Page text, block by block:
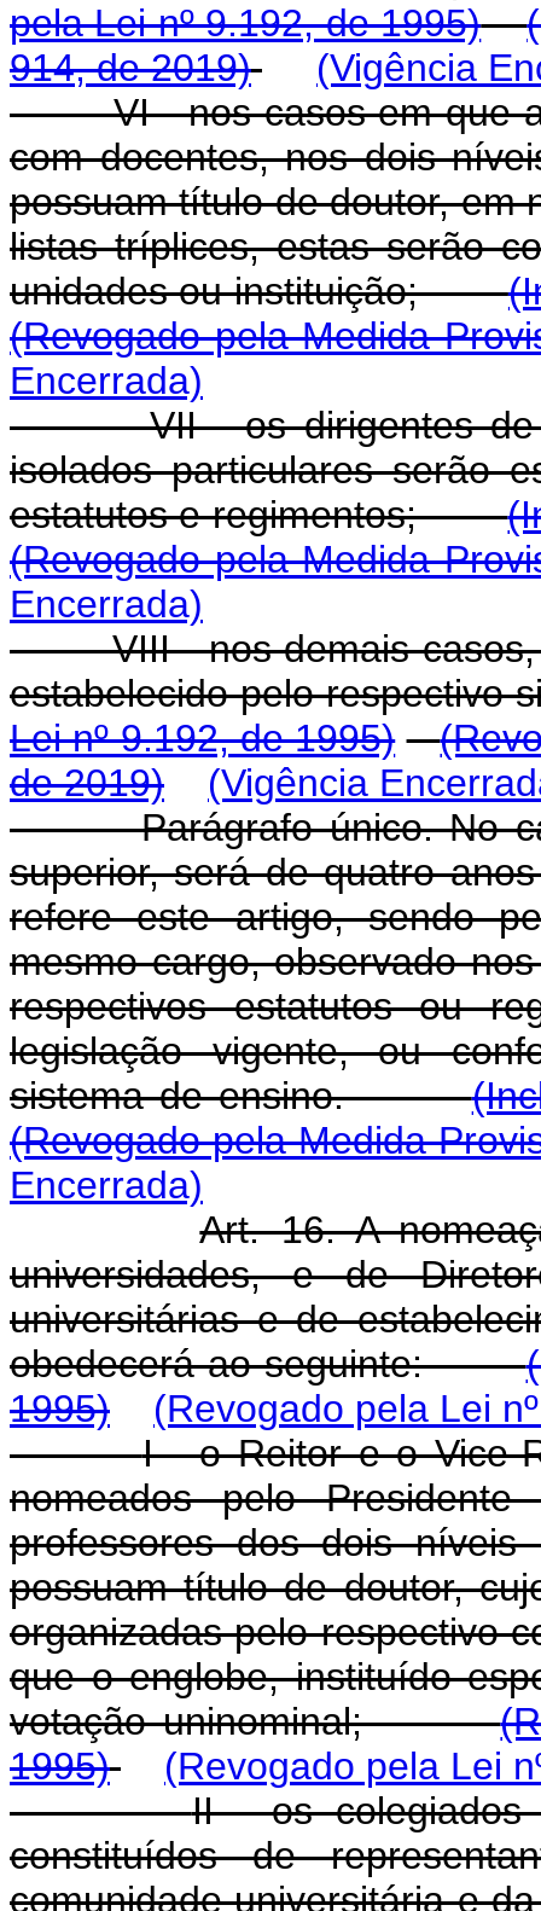
pela Lei nº 9.192, de 1995)
914, de 2019)
(Vigência
VI - nos casos em que a
com docentes, nos dois
possuam título de doutor, em
listas tríplices, estas serão
unidades ou instituição;
(Revogado pela Medida
Encerrada)
VII - os dirigentes de
isolados particulares serão
estatutos e regimentos;
(Revogado pela Medida
Encerrada)
VIII - nos demais casos, o
estabelecido pelo
Lei nº 9.192, de 1995)
de 2019)
(Vigência
Parágrafo único. No
superior, será de quatro
refere este artigo, sendo
mesmo cargo, observado
respectivos estatutos ou
legislação vigente, ou
sistema de ensino.
(Revogado pela Medida
Encerrada)
Art. 16. A
universidades, e de
universitárias e de
obedecerá ao seguinte:
1995)
(Revogado pela Lei
I - o Reitor e o Vice-
nomeados pelo
professores dos dois
possuam título de doutor,
organizadas pelo respectivo
que o englobe, instituído
votação uninominal;
1995)
(Revogado pela Lei
II - os
constituídos de
comunidade universitária e